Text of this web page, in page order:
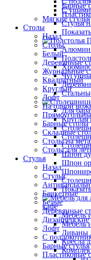
Барные
Стулья
Для бара
Круглая
Шпон
Шпон
кафе
Мебель
Мебель
Диваны
Кресла
С ушами
Мягкие стулья
Столы
Назад
Столы
Белый
Деревянные
Журнальные
Квадратный
Круглый
Лофт
На одной
Барные столы
Складные
Столы на
Столы для
Стулья
Назад
Стулья
Банкетные
Белые
Деревянные
Дизайнерские
Лофт
С
Барные стулья
Пластиковые